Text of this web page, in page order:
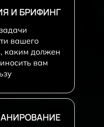
И БРИФИНГ
вашего
каким должен
вам